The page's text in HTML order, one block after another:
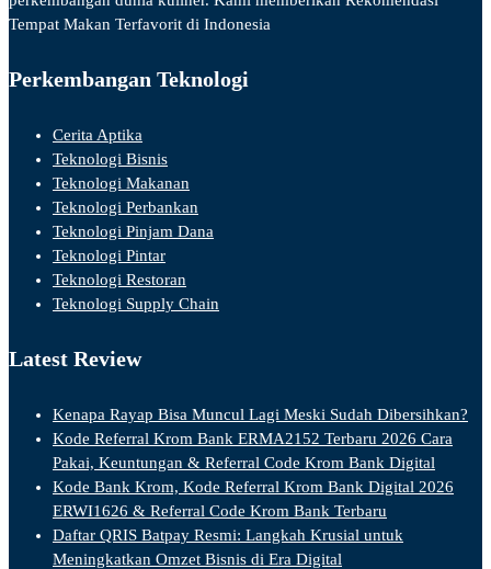
Tempat Makan Terfavorit di Indonesia
Perkembangan Teknologi
Cerita Aptika
Teknologi Bisnis
Teknologi Makanan
Teknologi Perbankan
Teknologi Pinjam Dana
Teknologi Pintar
Teknologi Restoran
Teknologi Supply Chain
Latest Review
Kenapa Rayap Bisa Muncul Lagi Meski Sudah Dibersihkan?
Kode Referral Krom Bank ERMA2152 Terbaru 2026 Cara
Pakai, Keuntungan & Referral Code Krom Bank Digital
Kode Bank Krom, Kode Referral Krom Bank Digital 2026
ERWI1626 & Referral Code Krom Bank Terbaru
Daftar QRIS Batpay Resmi: Langkah Krusial untuk
Meningkatkan Omzet Bisnis di Era Digital